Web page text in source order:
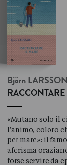
Björn LARSSON
«Mutano solo il
l’animo, coloro
per mare»: il
aforisma
forse servire da